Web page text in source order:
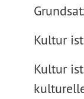
Kultur
Kultur